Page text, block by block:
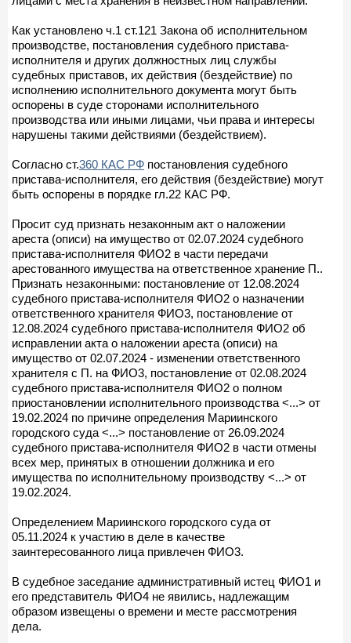
Как установлено ч.1 ст.121 Закона об исполнительном
производстве, постановления судебного пристава-
исполнителя и других должностных лиц службы
судебных приставов, их действия (бездействие) по
исполнению исполнительного документа могут быть
оспорены в суде сторонами исполнительного
производства или иными лицами, чьи права и интересы
нарушены такими действиями (бездействием).
Согласно ст.360 КАС РФ постановления судебного
пристава-исполнителя, его действия (бездействие) могут
быть оспорены в порядке гл.22 КАС РФ.
Просит суд признать незаконным акт о наложении
ареста (описи) на имущество от 02.07.2024 судебного
пристава-исполнителя ФИО2 в части передачи
арестованного имущества на ответственное хранение П..
Признать незаконными: постановление от 12.08.2024
судебного пристава-исполнителя ФИО2 о назначении
ответственного хранителя ФИО3, постановление от
12.08.2024 судебного пристава-исполнителя ФИО2 об
исправлении акта о наложении ареста (описи) на
имущество от 02.07.2024 - изменении ответственного
хранителя с П. на ФИО3, постановление от 02.08.2024
судебного пристава-исполнителя ФИО2 о полном
приостановлении исполнительного производства <...> от
19.02.2024 по причине определения Мариинского
городского суда <...> постановление от 26.09.2024
судебного пристава-исполнителя ФИО2 в части отмены
всех мер, принятых в отношении должника и его
имущества по исполнительному производству <...> от
19.02.2024.
Определением Мариинского городского суда от
05.11.2024 к участию в деле в качестве
заинтересованного лица привлечен ФИО3.
В судебное заседание административный истец ФИО1 и
его представитель ФИО4 не явились, надлежащим
образом извещены о времени и месте рассмотрения
дела.